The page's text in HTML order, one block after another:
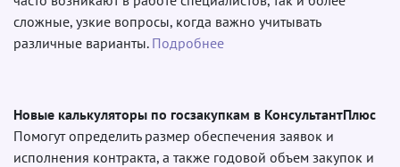
сложные, узкие вопросы, когда важно учитывать
различные варианты. Подробнее
Новые калькуляторы по госзакупкам в КонсультантПлюс
Помогут определить размер обеспечения заявок и
исполнения контракта, а также годовой объем закупок и